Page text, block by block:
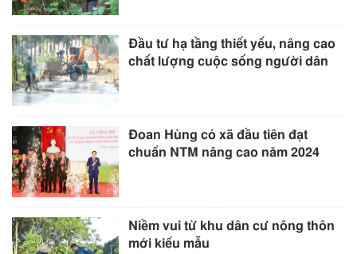
Đầu tư hạ tầng thiết yếu, nâng cao
chất lượng cuộc sống người dân
Đoan Hùng có xã đầu tiên đạt
chuẩn NTM nâng cao năm 2024
Niềm vui từ khu dân cư nông thôn
mới kiểu mẫu